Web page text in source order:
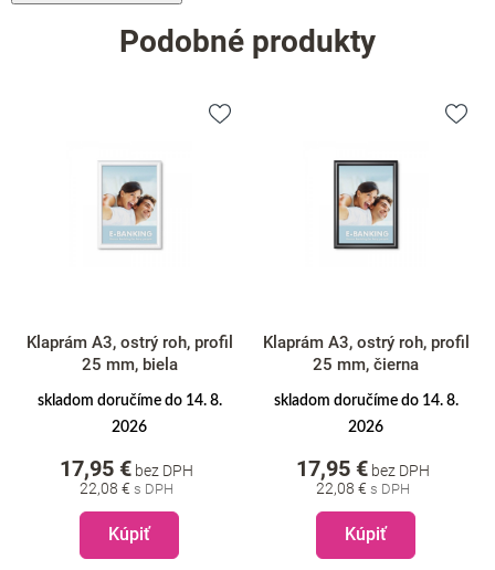
Podobné produkty
Klaprám A3, ostrý roh, profil
25 mm, biela
skladom doručíme do 14. 8.
2026
22,08 €
17,95 € bez DPH
Kúpiť
Klaprám A3, ostrý roh, profil
25 mm, čierna
skladom doručíme do 14. 8.
2026
22,08 €
17,95 € bez DPH
Kúpiť